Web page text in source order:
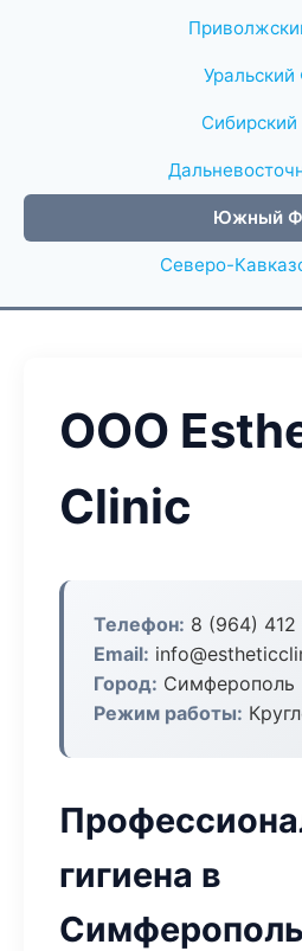
Южный
Северо-
ООО
Clinic
Телефон: 8 (964) 412
Email:
Город: Симферополь
Режим работы:
гигиена в
Симферополь